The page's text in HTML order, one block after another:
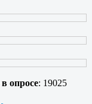
опросе: 19025